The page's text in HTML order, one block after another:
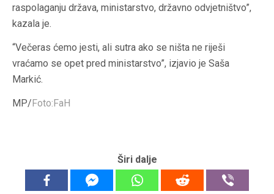
raspolaganju država, ministarstvo, državno odvjetništvo”,
kazala je.
“Večeras ćemo jesti, ali sutra ako se ništa ne riješi
vraćamo se opet pred ministarstvo”, izjavio je Saša
Markić.
MP/ Foto:FaH
Širi dalje